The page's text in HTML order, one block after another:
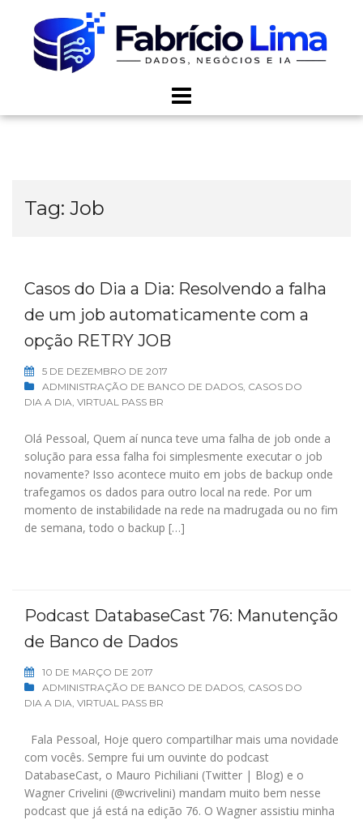
content
Tag: Job
Casos do Dia a Dia: Resolvendo a falha
de um job automaticamente com a
opção RETRY JOB
5 DE DEZEMBRO DE 2017
ADMINISTRAÇÃO DE BANCO DE DADOS, CASOS DO
DIA A DIA, VIRTUAL PASS BR
Olá Pessoal, Quem aí nunca teve uma falha de job onde a
solução para essa falha foi simplesmente executar o job
novamente? Isso acontece muito em jobs de backup onde
trafegamos os dados para outro local na rede. Por um
momento de instabilidade na rede na madrugada ou no fim
de semana, todo o backup […]
Podcast DatabaseCast 76: Manutenção
de Banco de Dados
10 DE MARÇO DE 2017
ADMINISTRAÇÃO DE BANCO DE DADOS, CASOS DO
DIA A DIA, VIRTUAL PASS BR
Fala Pessoal, Hoje quero compartilhar mais uma novidade
com vocês. Sempre fui um ouvinte do podcast
DatabaseCast, o Mauro Pichiliani (Twitter | Blog) e o
Wagner Crivelini (@wcrivelini) mandam muito bem nesse
podcast que já está na edição 76. O Wagner assistiu minha